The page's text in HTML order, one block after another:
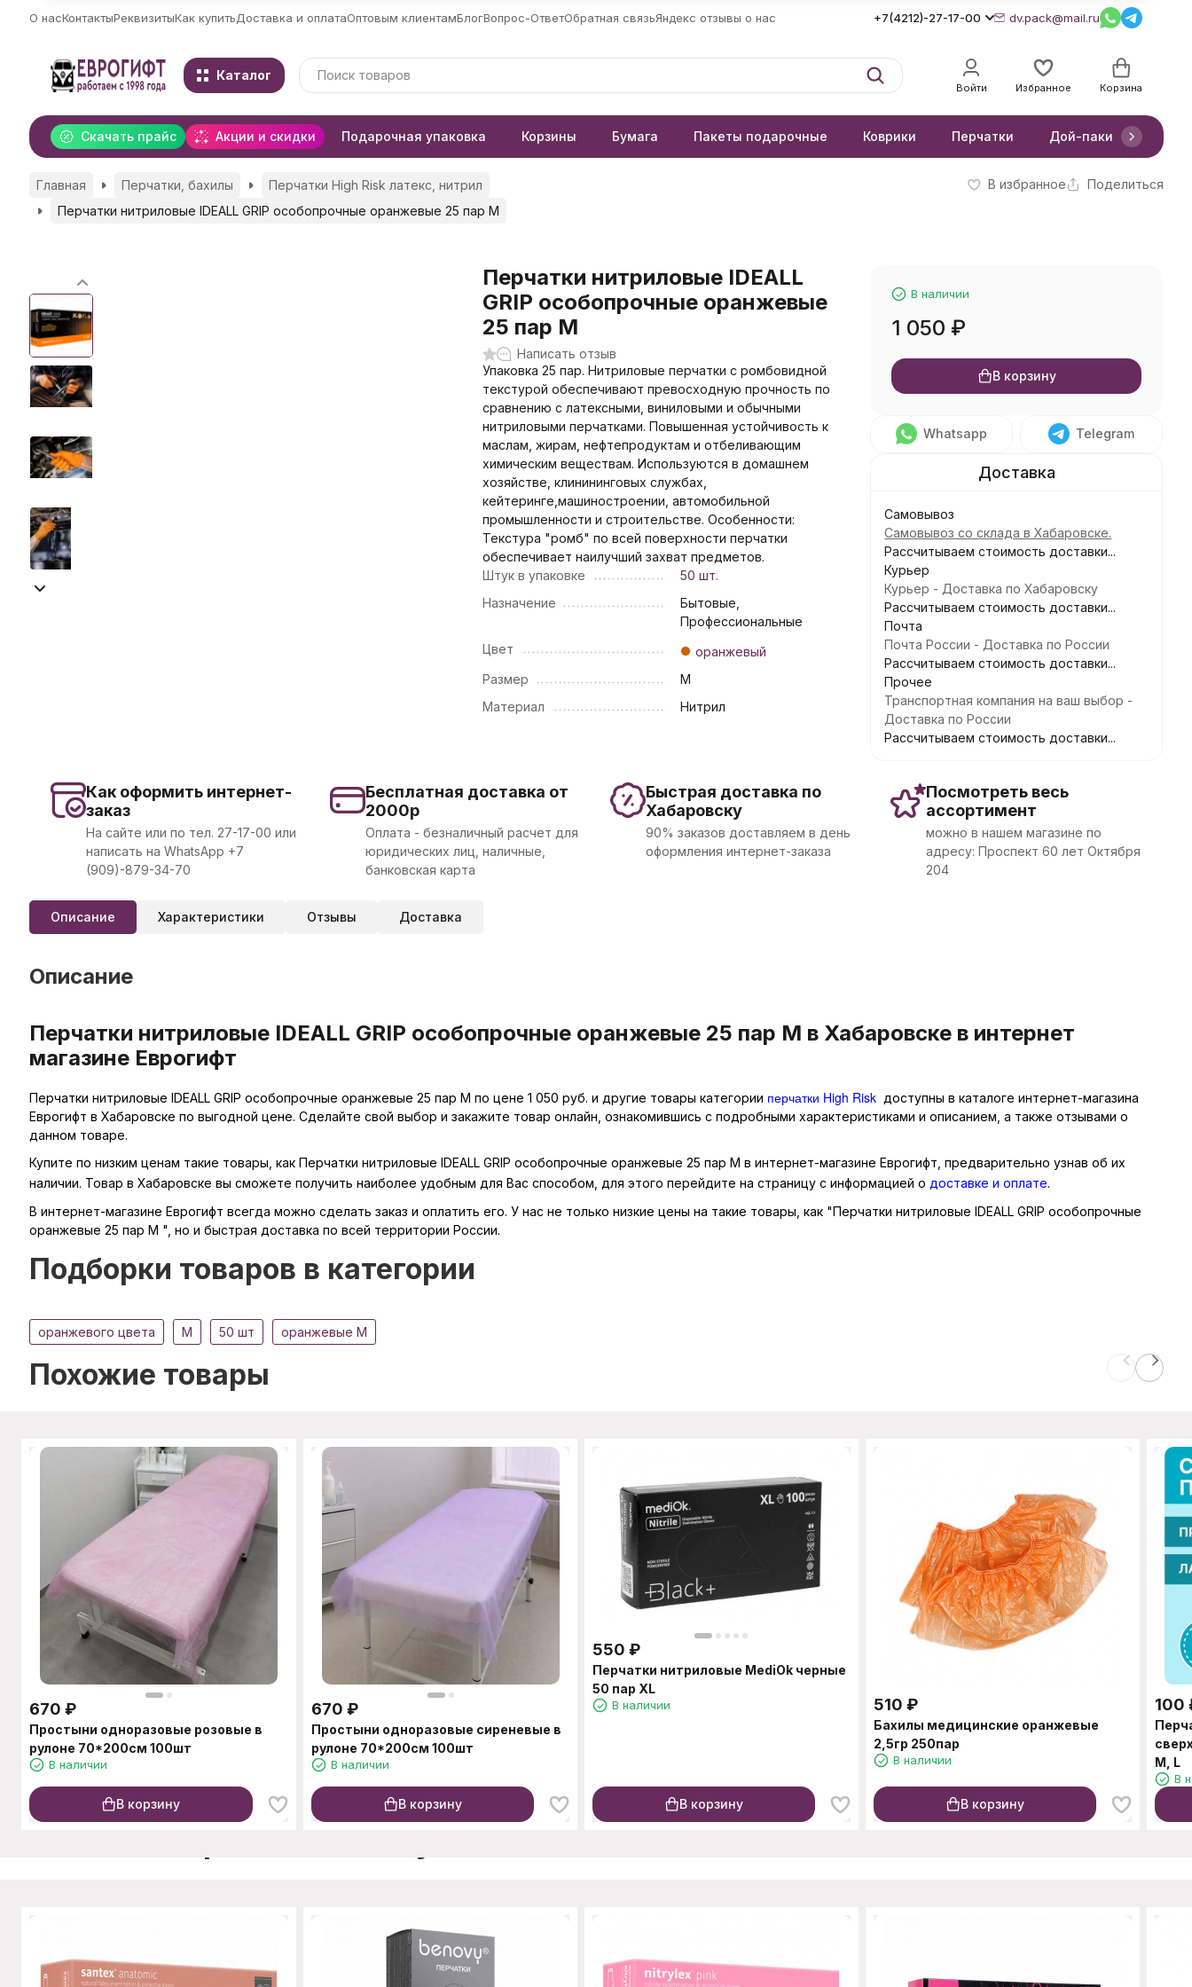
О насКонтактыРеквизитыКак купитьДоставка и оплатаОптовым клиентамБлогВопрос-ОтветОбратная связьЯндекс отзывы о нас +7(4212)-27-17-00 dv.pack@mail.ru
Каталог
Войти Избранное Корзина
Скачать прайс Акции и скидки Подарочная упаковка Корзины Бумага Пакеты подарочные Коврики Перчатки Дой-паки
Главная Перчатки, бахилы
Перчатки High Risk латекс, нитрил
Перчатки нитриловые IDEALL GRIP особопрочные оранжевые 25 пар M
В избранное Поделиться
Перчатки нитриловые IDEALL
GRIP особопрочные оранжевые
25 пар M
Написать отзыв
Упаковка 25 пар. Нитриловые перчатки с ромбовидной
текстурой обеспечивают превосходную прочность по
сравнению с латексными, виниловыми и обычными
нитриловыми перчатками. Повышенная устойчивость к
маслам, жирам, нефтепродуктам и отбеливающим
химическим веществам. Используются в домашнем
хозяйстве, клинининговых службах,
кейтеринге,машиностроении, автомобильной
промышленности и строительстве. Особенности:
Текстура "ромб" по всей поверхности перчатки
обеспечивает наилучший захват предметов.
Штук в упаковке
50 шт.
Назначение
Бытовые,
Профессиональные
Цвет
оранжевый
Размер
M
Материал
Нитрил
В наличии
1 050 ₽
В корзину
Whatsapp Telegram
Самовывоз
Самовывоз со склада в Хабаровске.
Рассчитываем стоимость доставки...
Курьер
Курьер - Доставка по Хабаровску
Рассчитываем стоимость доставки...
Почта
Почта России - Доставка по России
Рассчитываем стоимость доставки...
Прочее
Транспортная компания на ваш выбор -
Доставка по России
Рассчитываем стоимость доставки...
Как оформить интернет-
заказ
На сайте или по тел. 27-17-00 или
написать на WhatsApp +7
(909)-879-34-70
Бесплатная доставка от
2000р
Оплата - безналичный расчет для
юридических лиц, наличные,
банковская карта
Быстрая доставка по
Хабаровску
90% заказов доставляем в день
оформления интернет-заказа
Посмотреть весь
ассортимент
можно в нашем магазине по
адресу: Проспект 60 лет Октября
204
Описание Характеристики Отзывы Доставка
Описание
Перчатки нитриловые IDEALL GRIP особопрочные оранжевые 25 пар M в Хабаровске в интернет
магазине Еврогифт
Перчатки нитриловые IDEALL GRIP особопрочные оранжевые 25 пар M по цене 1 050 руб. и другие товары категории перчатки High Risk доступны в каталоге интернет-магазина
Еврогифт в Хабаровске по выгодной цене. Сделайте свой выбор и закажите товар онлайн, ознакомившись с подробными характеристиками и описанием, а также отзывами о
данном товаре.
Купите по низким ценам такие товары, как Перчатки нитриловые IDEALL GRIP особопрочные оранжевые 25 пар M в интернет-магазине Еврогифт, предварительно узнав об их
наличии. Товар в Хабаровске вы сможете получить наиболее удобным для Вас способом, для этого перейдите на страницу с информацией о доставке и оплате.
В интернет-магазине Еврогифт всегда можно сделать заказ и оплатить его. У нас не только низкие цены на такие товары, как "Перчатки нитриловые IDEALL GRIP особопрочные
оранжевые 25 пар M ", но и быстрая доставка по всей территории России.
Подборки товаров в категории
оранжевого цвета M 50 шт оранжевые M
Похожие товары
670 ₽
Простыни одноразовые розовые в
рулоне 70*200см 100шт
В наличии
В корзину
670 ₽
Простыни одноразовые сиреневые в
рулоне 70*200см 100шт
В наличии
В корзину
550 ₽
Перчатки нитриловые MediOk черные
50 пар XL
В наличии
В корзину
510 ₽
Бахилы медицинские оранжевые
2,5гр 250пар
В наличии
В корзину
100
M, L
В